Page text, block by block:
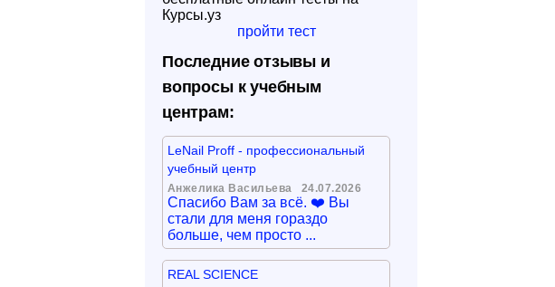
Курсы.уз
пройти тест
Последние отзывы и
вопросы к учебным
центрам:
LeNail Proff - профессиональный
учебный центр
Анжелика Васильева 24.07.2026
Спасибо Вам за всё. ❤️ Вы
стали для меня гораздо
больше, чем просто ...
REAL SCIENCE